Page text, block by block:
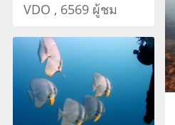
VDO , 6569 ผู้ชม